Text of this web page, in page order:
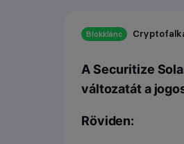
Blokklánc
A Securitize
változatát a
Röviden: